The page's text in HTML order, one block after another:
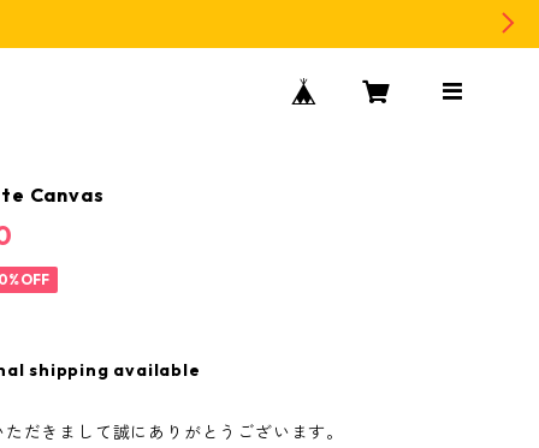
Canvas
shipping available
だきまして誠にありがとうございます。